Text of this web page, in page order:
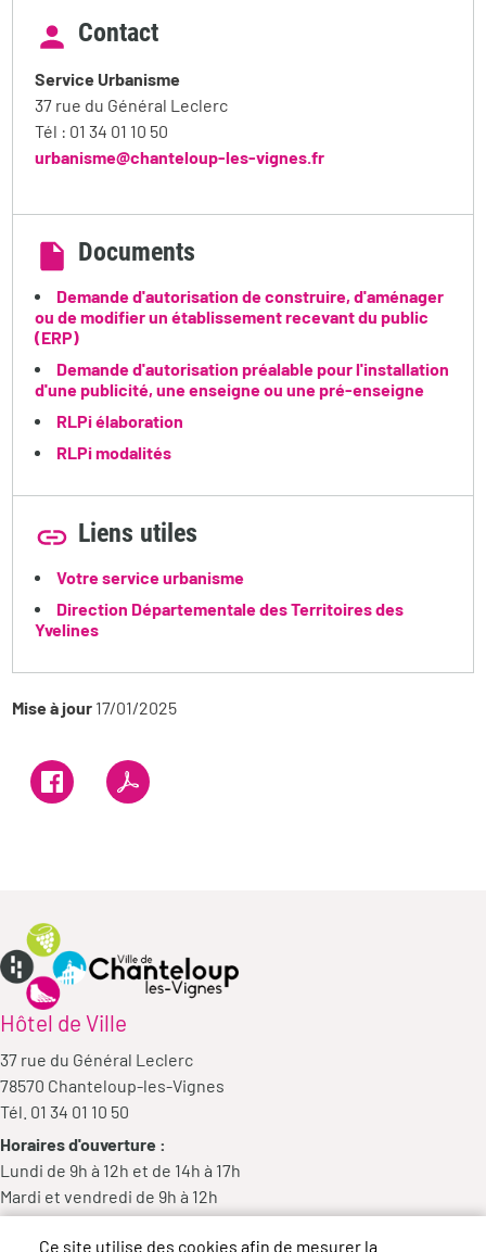
Contact
Service Urbanisme
37 rue du Général Leclerc
Tél : 01 34 01 10 50
urbanisme@chanteloup-les-vignes.fr
Documents
Demande d'autorisation de construire, d'aménager
ou de modifier un établissement recevant du public
(ERP)
Demande d'autorisation préalable pour l'installation
d'une publicité, une enseigne ou une pré-enseigne
RLPi élaboration
RLPi modalités
Liens utiles
Votre service urbanisme
Direction Départementale des Territoires des
Yvelines
Mise à jour 17/01/2025
Hôtel de Ville
37 rue du Général Leclerc
78570 Chanteloup-les-Vignes
Tél. 01 34 01 10 50
Horaires d'ouverture :
Lundi de 9h à 12h et de 14h à 17h
Mardi et vendredi de 9h à 12h
Mercredi de 9h à 12h et de 14h à 18h
Ce site utilise des cookies afin de mesurer la